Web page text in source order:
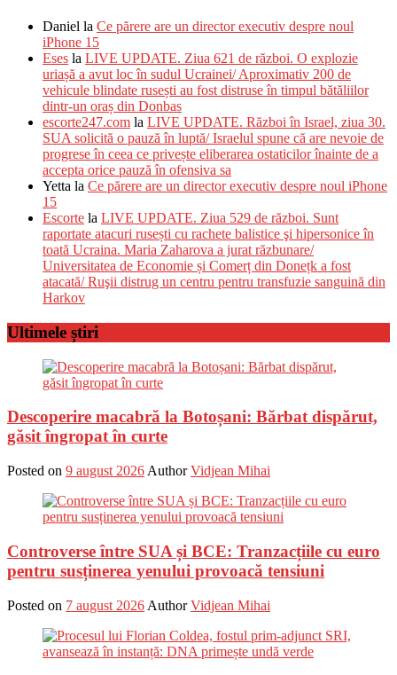
Daniel la Ce părere are un director executiv despre noul
iPhone 15
Eses la LIVE UPDATE. Ziua 621 de război. O explozie
uriașă a avut loc în sudul Ucrainei/ Aproximativ 200 de
vehicule blindate rusești au fost distruse în timpul bătăliilor
dintr-un oraș din Donbas
escorte247.com la LIVE UPDATE. Război în Israel, ziua 30.
SUA solicită o pauză în luptă/ Israelul spune că are nevoie de
progrese în ceea ce privește eliberarea ostaticilor înainte de a
accepta orice pauză în ofensiva sa
Yetta la Ce părere are un director executiv despre noul iPhone
15
Escorte la LIVE UPDATE. Ziua 529 de război. Sunt
raportate atacuri rusești cu rachete balistice şi hipersonice în
toată Ucraina. Maria Zaharova a jurat răzbunare/
Universitatea de Economie și Comerț din Donețk a fost
atacată/ Ruşii distrug un centru pentru transfuzie sanguină din
Harkov
Ultimele știri
Descoperire macabră la Botoșani: Bărbat dispărut,
găsit îngropat în curte
Posted on 9 august 2026 Author Vidjean Mihai
Controverse între SUA și BCE: Tranzacțiile cu euro
pentru susținerea yenului provoacă tensiuni
Posted on 7 august 2026 Author Vidjean Mihai